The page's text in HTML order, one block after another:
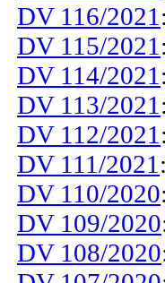
DV 116/2021
DV 115/2021
DV 114/2021
DV 113/2021
DV 112/2021
DV 111/2021
DV 110/2020
DV 109/2020
DV 108/2020